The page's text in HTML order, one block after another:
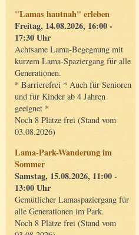
"Lamas hautnah" erleben
Freitag, 14.08.2026, 16:00 -
17:30 Uhr
Achtsame Lama-Begegnung mit
kurzem Lama-Spaziergang für alle
Generationen.
* Barrierefrei * Auch für Senioren
und für Kinder ab 4 Jahren
geeignet *
Noch 8 Plätze frei (Stand vom
03.08.2026)
Lama-Park-Wanderung im
Sommer
Samstag, 15.08.2026, 11:00 -
13:00 Uhr
Gemütlicher Lamaspaziergang für
alle Generationen im Park.
Noch 8 Plätze frei (Stand vom